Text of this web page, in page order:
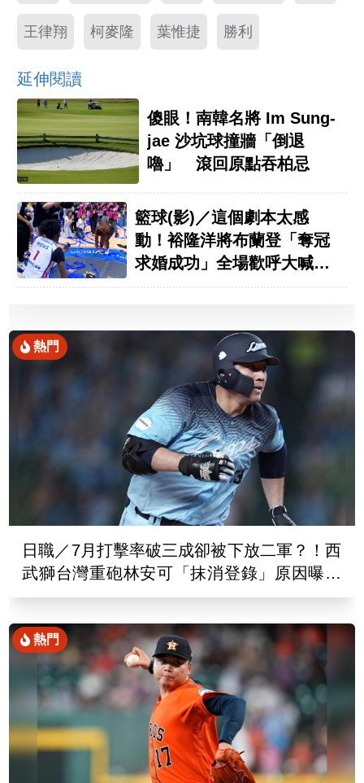
王律翔 柯麥隆 葉惟捷 勝利
延伸閱讀
傻眼！南韓名將 Im Sung-
jae 沙坑球撞牆「倒退
嚕」 滾回原點吞柏忌
籃球(影)／這個劇本太感
動！裕隆洋將布蘭登「奪冠
求婚成功」全場歡呼大喊：
熱門
日職／7月打擊率破三成卻被下放二軍？！西
武獅台灣重砲林安可「抹消登錄」原因曝光
了
熱門